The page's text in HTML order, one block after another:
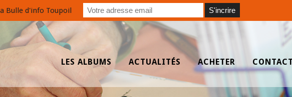
LES ALBUMS ACTUALITÉS ACHETER CONTACT
Bulle d'info Toupoil